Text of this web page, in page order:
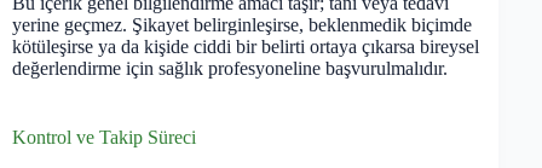
yerine geçmez. Şikayet belirginleşirse, beklenmedik biçimde
kötüleşirse ya da kişide ciddi bir belirti ortaya çıkarsa bireysel
değerlendirme için sağlık profesyoneline başvurulmalıdır.
Kontrol ve Takip Süreci